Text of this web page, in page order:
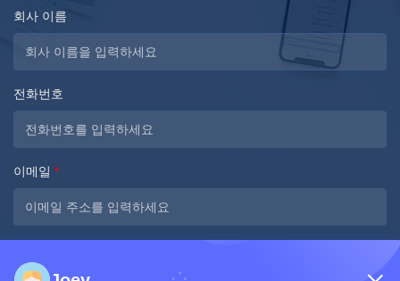
회사 이름
전화번호
이메일 *